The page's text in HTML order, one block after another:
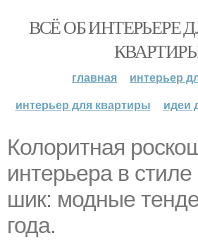
ВСЁ ОБ ИНТЕРЬЕРЕ
главная
интерьер
интерьер для квартиры
идеи
Колоритная
интерьера в
шик: модные
года.